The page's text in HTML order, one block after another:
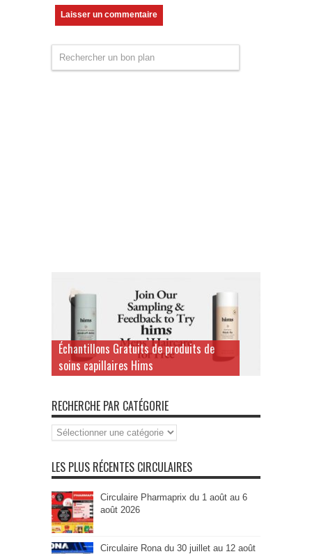
Échantillons Gratuits de produits de
soins capillaires Hims
RECHERCHE PAR CATÉGORIE
Recherche
par
LES PLUS RÉCENTES CIRCULAIRES
Circulaire Pharmaprix du 1 août au 6
août 2026
Circulaire Rona du 30 juillet au 12 août